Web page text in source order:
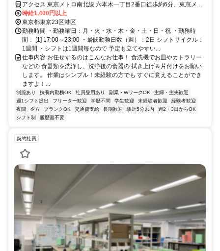
アクセス 東京メトロ南北線 六本木一丁目2番口徒歩約6分、東京メト
ロ日比谷線 神谷町2番口徒歩約8分、東京メトロ千代田線/小田急小田
原線 国会議事堂前13番口徒歩約13分 「六本木一丁目駅」・「神谷町
駅」～地下直結でラクラク！雨の日も安心！
時給1,400円以上
東京都東京23区港区
勤務時間 ・勤務曜日：月・火・水・木・金・土・日・祝 ・勤務時
間： [1] 17:00～23:00 ・最低勤務日数（週）：2日 シフトサイクル：
1週間 ・シフトは1週間毎なので 予定も立てやすい...
仕事内容 お任せするのはこんなお仕事！ 食洗機でお皿やカトラリー
などの 食器類を洗浄し、洗浄後の食器の 拭き上げ＆片付けをお願い
します。 作業はシンプル！未経験の方でも すぐに覚えることができ
ますよ！...
制服あり 扶養内勤務OK 社員登用あり 副業・WワークOK
主婦・主夫歓迎
週1シフト提出
フリーター歓迎 学歴不問 学生歓迎 未経験者歓迎
経験者歓迎
夜間
夕方 ブランクOK 交通費支給 長期歓迎 駅近5分以内
週2・3日からOK
シフト制
履歴書不要
契約社員